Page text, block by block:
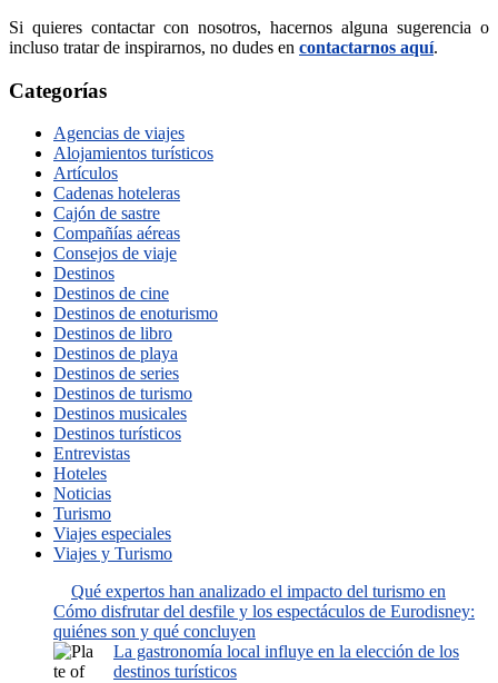
Si quieres contactar con nosotros, hacernos alguna sugerencia o
incluso tratar de inspirarnos, no dudes en contactarnos aquí.
Categorías
Agencias de viajes
Alojamientos turísticos
Artículos
Cadenas hoteleras
Cajón de sastre
Compañías aéreas
Consejos de viaje
Destinos
Destinos de cine
Destinos de enoturismo
Destinos de libro
Destinos de playa
Destinos de series
Destinos de turismo
Destinos musicales
Destinos turísticos
Entrevistas
Hoteles
Noticias
Turismo
Viajes especiales
Viajes y Turismo
Qué expertos han analizado el impacto del turismo en
Cómo disfrutar del desfile y los espectáculos de Eurodisney:
quiénes son y qué concluyen
La gastronomía local influye en la elección de los
destinos turísticos